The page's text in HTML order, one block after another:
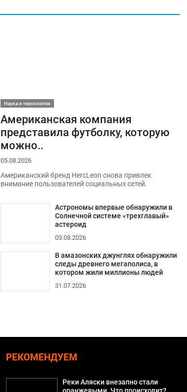
Наука и технологии
Американская компания
представила футболку, которую
можно..
05.08.2026
Американский бренд HercLeon снова привлек
внимание пользователей социальных сетей.
Астрономы впервые обнаружили в
Солнечной системе «трехглавый»
астероид
03.08.2026
В амазонских джунглях обнаружили
следы древнего мегаполиса, в
котором жили миллионы людей
31.07.2026
РЕКОМЕНДУЕМ
Реки Аляски внезапно стали